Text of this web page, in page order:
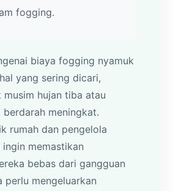
fogging.
biaya fogging nyamuk
yang sering dicari,
musim hujan tiba atau
berdarah meningkat.
rumah dan pengelola
memastikan
bebas dari gangguan
perlu mengeluarkan